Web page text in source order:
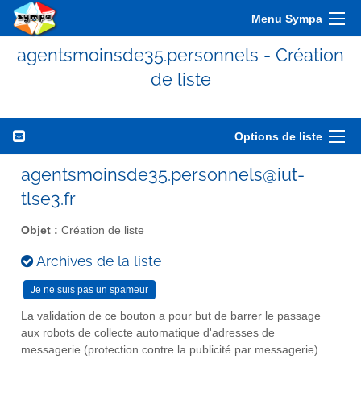
Menu Sympa
agentsmoinsde35.personnels - Création
de liste
Options de liste
agentsmoinsde35.personnels@iut-
tlse3.fr
Objet : Création de liste
Archives de la liste
La validation de ce bouton a pour but de barrer le passage
aux robots de collecte automatique d'adresses de
messagerie (protection contre la publicité par messagerie).